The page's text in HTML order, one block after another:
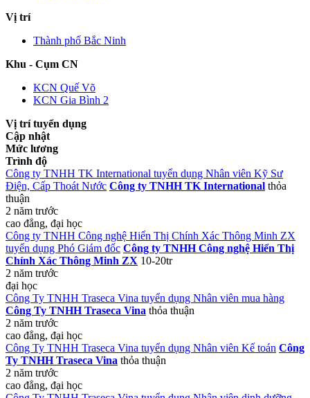
Vị trí
Thành phố Bắc Ninh
Khu - Cụm CN
KCN Quế Võ
KCN Gia Bình 2
Vị trí tuyển dụng
Cập nhật
Mức lương
Trình độ
Công ty TNHH TK International tuyển dụng Nhân viên Kỹ Sư
Điện, Cấp Thoát Nước Công ty TNHH TK International thỏa
thuận
2 năm trước
cao đẳng, đại học
Công ty TNHH Công nghệ Hiển Thị Chính Xác Thông Minh ZX
tuyển dụng Phó Giám đốc Công ty TNHH Công nghệ Hiển Thị
Chính Xác Thông Minh ZX 10-20tr
2 năm trước
đại học
Công Ty TNHH Traseca Vina tuyển dụng Nhân viên mua hàng
Công Ty TNHH Traseca Vina thỏa thuận
2 năm trước
cao đẳng, đại học
Công Ty TNHH Traseca Vina tuyển dụng Nhân viên Kế toán Công
Ty TNHH Traseca Vina thỏa thuận
2 năm trước
cao đẳng, đại học